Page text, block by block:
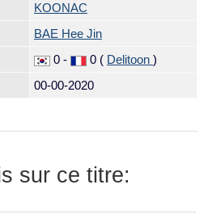
KOONAC
BAE Hee Jin
0 - 0 ( Delitoon )
00-00-2020
sur ce titre: